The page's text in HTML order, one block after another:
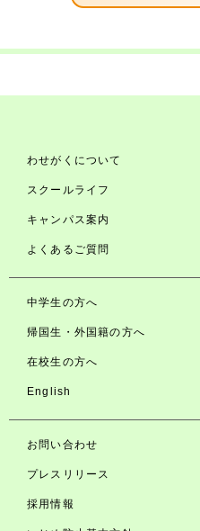
わせがくについて
スクールライフ
キャンパス案内
よくあるご質問
中学生の方へ
帰国生・外国籍の方へ
在校生の方へ
English
お問い合わせ
プレスリリース
採用情報